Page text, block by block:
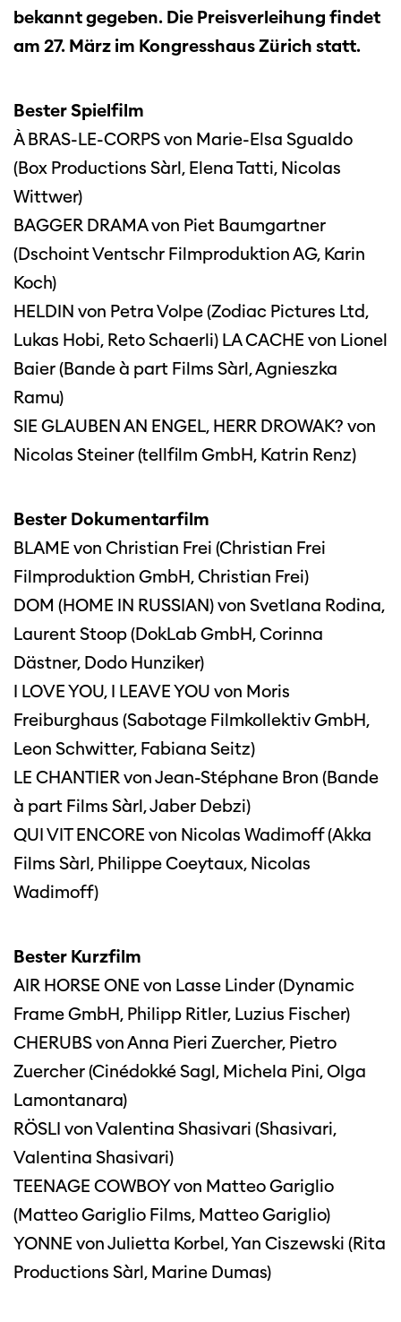
bekannt gegeben. Die Preisverleihung findet
am 27. März im Kongresshaus Zürich statt.
Bester Spielfilm
À BRAS-LE-CORPS von Marie-Elsa Sgualdo
(Box Productions Sàrl, Elena Tatti, Nicolas
Wittwer)
BAGGER DRAMA von Piet Baumgartner
(Dschoint Ventschr Filmproduktion AG, Karin
Koch)
HELDIN von Petra Volpe (Zodiac Pictures Ltd,
Lukas Hobi, Reto Schaerli) LA CACHE von Lionel
Baier (Bande à part Films Sàrl, Agnieszka
Ramu)
SIE GLAUBEN AN ENGEL, HERR DROWAK? von
Nicolas Steiner (tellfilm GmbH, Katrin Renz)
Bester Dokumentarfilm
BLAME von Christian Frei (Christian Frei
Filmproduktion GmbH, Christian Frei)
DOM (HOME IN RUSSIAN) von Svetlana Rodina,
Laurent Stoop (DokLab GmbH, Corinna
Dästner, Dodo Hunziker)
I LOVE YOU, I LEAVE YOU von Moris
Freiburghaus (Sabotage Filmkollektiv GmbH,
Leon Schwitter, Fabiana Seitz)
LE CHANTIER von Jean-Stéphane Bron (Bande
à part Films Sàrl, Jaber Debzi)
QUI VIT ENCORE von Nicolas Wadimoff (Akka
Films Sàrl, Philippe Coeytaux, Nicolas
Wadimoff)
Bester Kurzfilm
AIR HORSE ONE von Lasse Linder (Dynamic
Frame GmbH, Philipp Ritler, Luzius Fischer)
CHERUBS von Anna Pieri Zuercher, Pietro
Zuercher (Cinédokké Sagl, Michela Pini, Olga
Lamontanara)
RÖSLI von Valentina Shasivari (Shasivari,
Valentina Shasivari)
TEENAGE COWBOY von Matteo Gariglio
(Matteo Gariglio Films, Matteo Gariglio)
YONNE von Julietta Korbel, Yan Ciszewski (Rita
Productions Sàrl, Marine Dumas)